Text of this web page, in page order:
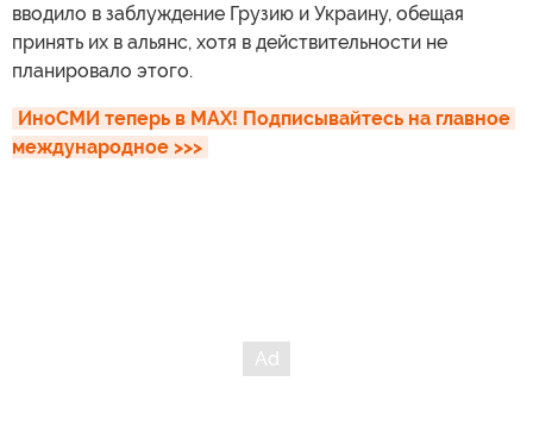
вводило в заблуждение Грузию и Украину, обещая
принять их в альянс, хотя в действительности не
планировало этого.
ИноСМИ теперь в MAX! Подписывайтесь на главное
международное >>>